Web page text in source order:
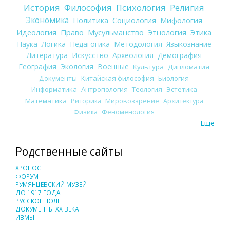
История Философия Психология Религия
Экономика Политика Социология Мифология
Идеология Право Мусульманство Этнология Этика
Наука Логика Педагогика Методология Языкознание
Литература Искусство Археология Демография
География Экология Военные Культура
Дипломатия
Документы Китайская философия Биология
Информатика Антропология Теология Эстетика
Математика Риторика Мировоззрение Архитектура
Физика Феноменология
Еще
Родственные сайты
ХРОНОС
ФОРУМ
РУМЯНЦЕВСКИЙ МУЗЕЙ
ДО 1917 ГОДА
РУССКОЕ ПОЛЕ
ДОКУМЕНТЫ XX ВЕКА
ИЗМЫ